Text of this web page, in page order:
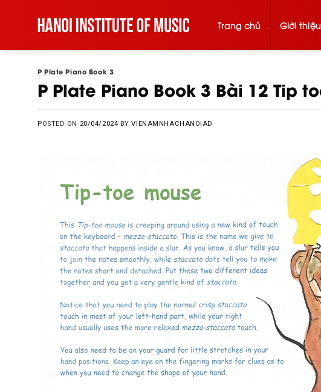
Trang chủ Giới thiệu
P Plate Piano Book 3
P Plate Piano Book 3 Bài 12 Tip
POSTED ON 20/04/2024 BYVIENAMNHACHANOIAD